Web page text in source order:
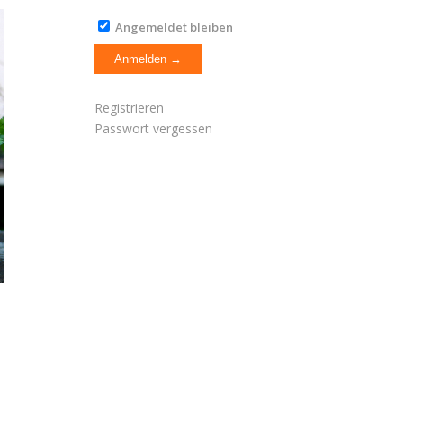
Angemeldet bleiben
Registrieren
Passwort vergessen